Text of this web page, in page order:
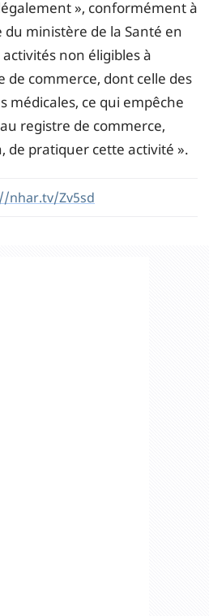
», conformément à
ministère de la Santé en
non éligibles à
de commerce, dont celle des
médicales, ce qui empêche
registre de commerce,
de pratiquer cette activité ».
nhar.tv/Zv5sd